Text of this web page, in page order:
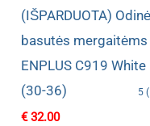
(IŠPARDUOTA)
basutės mergaitėms
ENPLUS C919 White
(30-36)
5
€32.00